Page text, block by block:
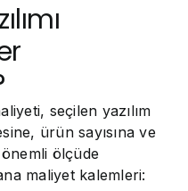
seçilen yazılım
ürün sayısına ve
ölçüde
maliyet kalemleri: